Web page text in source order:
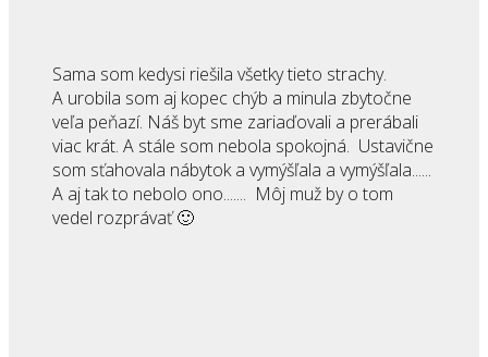
Sama som kedysi riešila všetky tieto strachy.
A urobila som aj kopec chýb a minula zbytočne
veľa peňazí. Náš byt sme zariaďovali a prerábali
viac krát. A stále som nebola spokojná. Ustavične
som sťahovala nábytok a vymýšľala a vymýšľala......
A aj tak to nebolo ono....... Môj muž by o tom
vedel rozprávať 🙂